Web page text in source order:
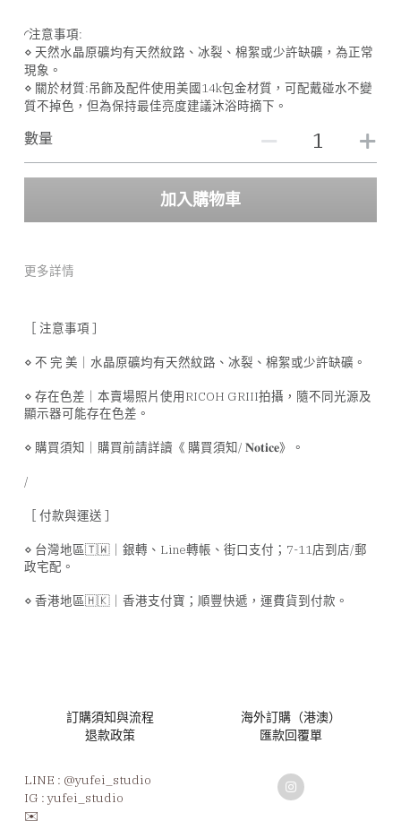
◜注意事項:
⋄ 天然水晶原礦均有天然紋路、冰裂、棉絮或少許缺礦，為正常
現象。
⋄ 關於材質:吊飾及配件使用美國14k包金材質，可配戴碰水不變
質不掉色，但為保持最佳亮度建議沐浴時摘下。
數量
加入購物車
更多詳情
［ 注意事項 ］
⋄ 不 完 美｜水晶原礦均有天然紋路、冰裂、棉絮或少許缺礦。
⋄ 存在色差｜本賣場照片使用RICOH GRIII拍攝，隨不同光源及
顯示器可能存在色差。
⋄ 購買須知｜購買前請詳讀《 購買須知/ 𝐍𝐨𝐭𝐢𝐜𝐞》。
/
［ 付款與運送 ］
⋄ 台灣地區🇹🇼｜銀轉、Line轉帳、街口支付；7-11店到店/郵
政宅配。
⋄ 香港地區🇭🇰｜香港支付寶；順豐快遞，運費貨到付款。
訂購須知與流程
退款政策
海外訂購（港澳）
匯款回覆單
LINE : @yufei_studio
IG : yufei_studio
✉️